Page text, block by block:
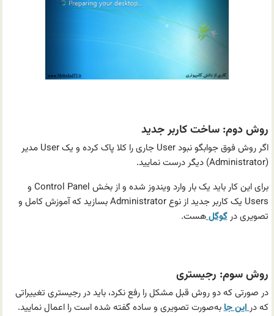
روش دوم: ساخت کاربر جدید
اگر روش فوق جوابگو نبود User جاری را کلا پاک کرده و یک User مدیر
(Administrator) دیگر درست نمایید.
برای این کار باید یک بار وارد ویندوز شده و از بخش Control Panel و
Users یک کاربر جدید از نوع Administrator بسازید که آموزش کامل و
تصویری درگوگلهست.
روش سوم: رجیستری
در صورتی که دو روش قبل مشکل را رفع نکرد، باید در رجیستری تغییراتی
که دراین جابه‌صورت تصویری و ساده گفته شده است را اعمال نمایید.